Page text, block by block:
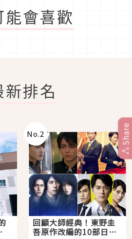
能會喜歡
新排名
No.2
回顧大師經典！東野圭
吾原作改編的10部日本
Share